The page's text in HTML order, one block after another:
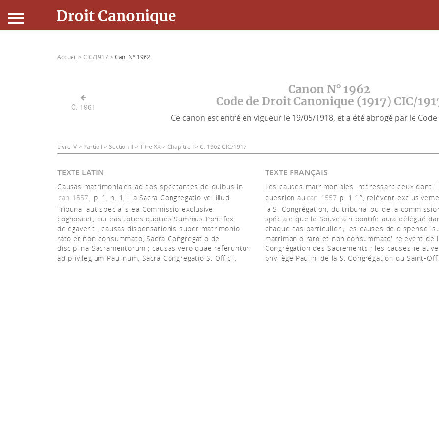
Droit Canonique
Connexion
Accueil > CIC/1917 > Can. N° 1962
C. 1961
Canon N° 1962
Code de Droit Canonique (1917) CIC/
Ce canon est entré en vigueur le 19/05/1918, et a été abrogé par le
Livre IV > Partie I > Section II > Titre XX > Chapitre I > C. 1962 CIC/1917
TEXTE LATIN
Causas matrimoniales ad eos spectantes de quibus in
can. 1557 , p. 1, n. 1, illa Sacra Congregatio vel illud
Tribunal aut specialis ea Commissio exclusive
cognoscet, cui eas toties quoties Summus Pontifex
delegaverit ; causas dispensationis super matrimonio
rato et non consummato, Sacra Congregatio de
disciplina Sacramentorum ; causas vero quae referuntur
ad privilegium Paulinum, Sacra Congregatio S. Officii.
TEXTE FRANÇAIS
Les causes matrimoniales intéressant ceux dont
question au can. 1557 p. 1 1°, relèvent
la S. Congrégation, du tribunal ou de la
spéciale que le Souverain pontife aura délégué
chaque cas particulier ; les causes de dispense
matrimonio rato et non consummato' relèvent de
Congrégation des Sacrements ; les causes
privilège Paulin, de la S. Congrégation du Saint-